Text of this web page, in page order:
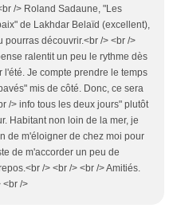
/> Roland Sadaune, "Les
de Lakhdar Belaïd (excellent),
pourras découvrir.<br /> <br />
ralentit un peu le rythme dès
l'été. Je compte prendre le temps
mis de côté. Donc, ce sera
/> info tous les deux jours" plutôt
Habitant non loin de la mer, je
de m'éloigner de chez moi pour
de m'accorder un peu de
/> <br /> <br /> Amitiés.
<br />